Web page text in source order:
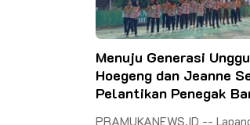
Menuju Generasi
Hoegeng dan Jeanne
Pelantikan Penegak
PRAMUKANEWS.ID --